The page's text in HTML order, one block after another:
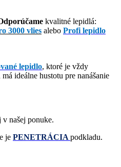
kvalitné lepidlá:
3000 vlies alebo Profi lepidlo
lepidlo, ktoré je vždy
ideálne hustotu pre nanášanie
v našej ponuke.
je PENETRÁCIA podkladu.